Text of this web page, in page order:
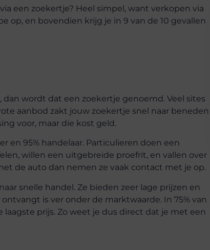
een zoekertje? Heel simpel, want verkopen via
op, en bovendien krijg je in 9 van de 10 gevallen
wordt dat een zoekertje genoemd. Veel sites
aanbod zakt jouw zoekertje snel naar beneden
voor, maar die kost geld.
en 95% handelaar. Particulieren doen een
willen een uitgebreide proefrit, en vallen over
de auto dan nemen ze vaak contact met je op.
snelle handel. Ze bieden zeer lage prijzen en
is ver onder de marktwaarde. In 75% van
prijs. Zo weet je dus direct dat je met een